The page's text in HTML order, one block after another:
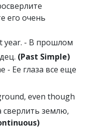
его очень
year. - В прошлом
(Past Simple)
- Ее глаза все еще
even though
землю,